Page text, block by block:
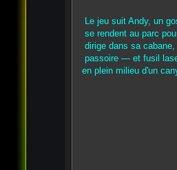
Le jeu suit Andy, un
se rendent au parc
dirige dans sa
passoire — et fusil
en plein milieu d'un